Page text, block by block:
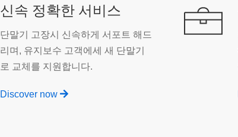
신속 정확한 서비스
단말기 고장시 신속하게 서포트 해드
리며, 유지보수 고객에세 새 단말기
로 교체를 지원합니다.
Discover now